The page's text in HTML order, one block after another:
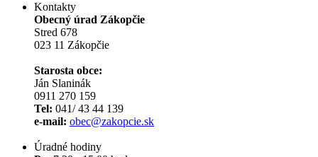
Kontakty
Obecný úrad Zákopčie
Stred 678
023 11 Zákopčie
Starosta obce:
Ján Slaninák
0911 270 159
Tel: 041/ 43 44 139
e-mail: obec@zakopcie.sk
Úradné hodiny